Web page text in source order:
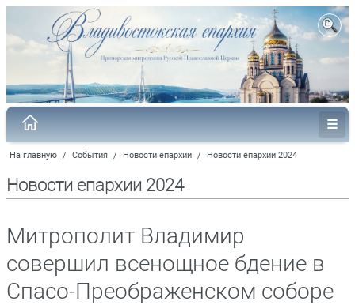
На главную / События / Новости епархии / Новости епархии 2024
Новости епархии 2024
Митрополит Владимир
совершил всенощное бдение в
Спасо-Преображенском соборе